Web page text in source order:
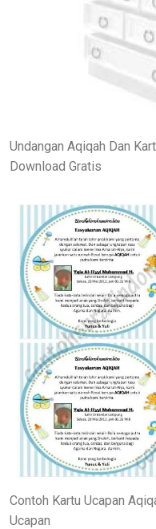
Undangan Aqiqah Dan
Download Gratis
Contoh Kartu Ucapan
Ucapan